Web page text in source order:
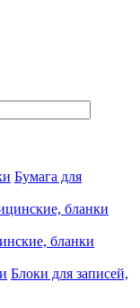
Бумага для
бланки
Блоки для записей,